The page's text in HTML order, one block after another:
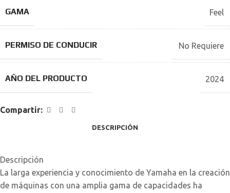
GAMA Feel
PERMISO DE CONDUCIR No Requiere
AÑO DEL PRODUCTO 2024
Compartir:
DESCRIPCIÓN
Descripción
La larga experiencia y conocimiento de Yamaha en la creación
de máquinas con una amplia gama de capacidades ha